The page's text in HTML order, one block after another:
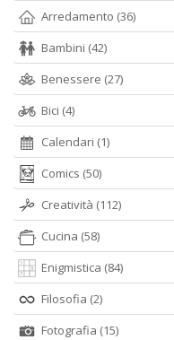
Arredamento (36)
Bambini (42)
Benessere (27)
Bici (4)
Calendari (1)
Comics (50)
Creatività (112)
Cucina (58)
Enigmistica (84)
Filosofia (2)
Fotografia (15)